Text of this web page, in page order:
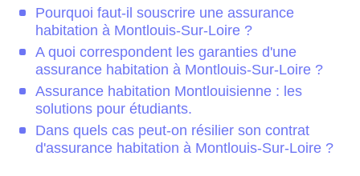
Pourquoi faut-il souscrire une assurance
habitation à Montlouis-Sur-Loire ?
A quoi correspondent les garanties d'une
assurance habitation à Montlouis-Sur-Loire ?
Assurance habitation Montlouisienne : les
solutions pour étudiants.
Dans quels cas peut-on résilier son contrat
d'assurance habitation à Montlouis-Sur-Loire ?